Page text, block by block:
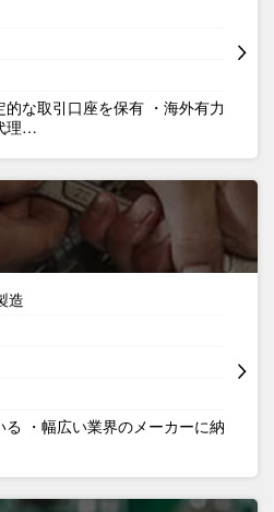
的な取引口座を保有 ・海外有力
理…
造
る ・幅広い業界のメーカーに納